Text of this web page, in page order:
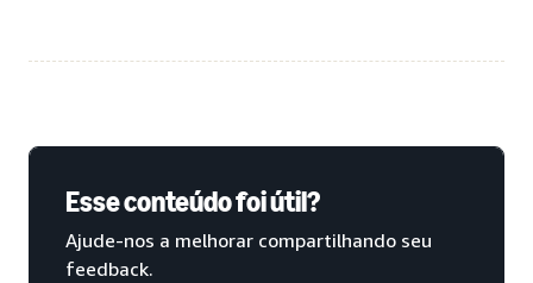
Esse conteúdo foi útil?
Ajude-nos a melhorar compartilhando seu
feedback.